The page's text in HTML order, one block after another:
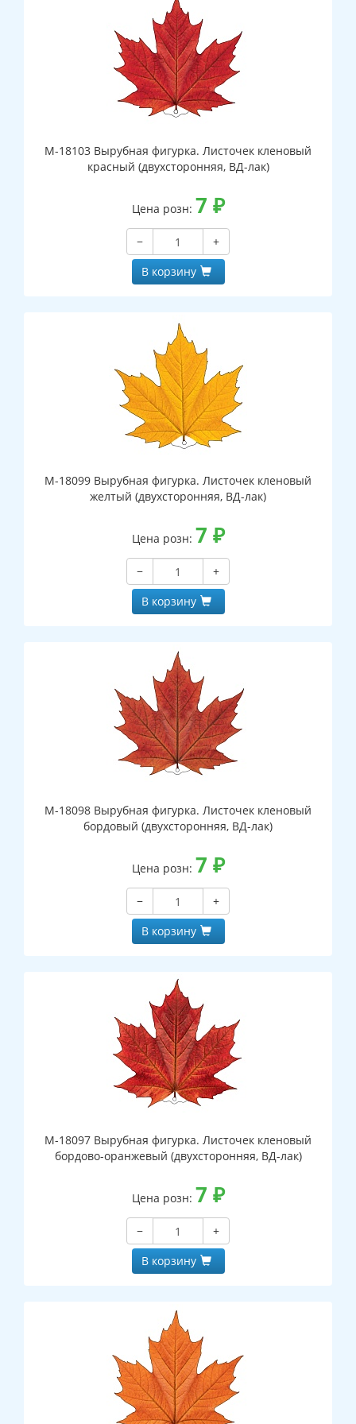
М-18103 Вырубная фигурка. Листочек кленовый
красный (двухсторонняя, ВД-лак)
Цена розн: 7 ₽
−
+
В корзину
М-18099 Вырубная фигурка. Листочек кленовый
желтый (двухсторонняя, ВД-лак)
Цена розн: 7 ₽
−
+
В корзину
М-18098 Вырубная фигурка. Листочек кленовый
бордовый (двухсторонняя, ВД-лак)
Цена розн: 7 ₽
−
+
В корзину
М-18097 Вырубная фигурка. Листочек кленовый
бордово-оранжевый (двухсторонняя, ВД-лак)
Цена розн: 7 ₽
−
+
В корзину